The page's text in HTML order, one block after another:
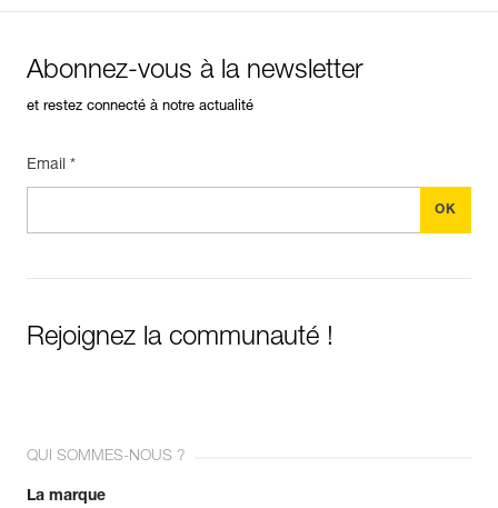
Abonnez-vous à la newsletter
et restez connecté à notre actualité
Email *
Rejoignez la communauté !
QUI SOMMES-NOUS ?
La marque